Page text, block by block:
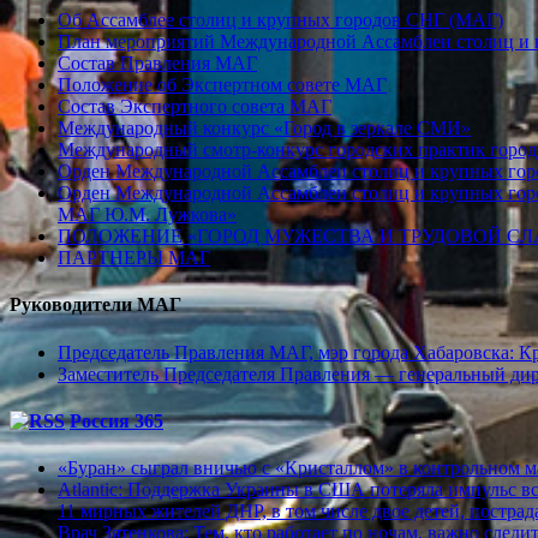
Об Ассамблее столиц и крупных городов СНГ (МАГ)
План мероприятий Международной Ассамблеи столиц
Состав Правления МАГ
Положение об Экспертном совете МАГ
Состав Экспертного совета МАГ
Международный конкурс «Город в зеркале СМИ»
Международный смотр-конкурс городских практик
Орден Международной Ассамблеи столиц и крупных
Орден Международной Ассамблеи столиц и крупных
МАГ Ю.М. Лужкова»
ПОЛОЖЕНИЕ «ГОРОД МУЖЕСТВА И ТРУДОВОЙ
ПАРТНЕРЫ МАГ
Руководители МАГ
Председатель Правления МАГ, мэр города Хабаровска:
Заместитель Председателя Правления — генеральный
Россия 365
«Буран» сыграл вничью с «Кристаллом» в контрольном
Atlantic: Поддержка Украины в США потеряла импульс
11 мирных жителей ДНР, в том числе двое детей,
Врач Зятенкова: Тем, кто работает по ночам, важно